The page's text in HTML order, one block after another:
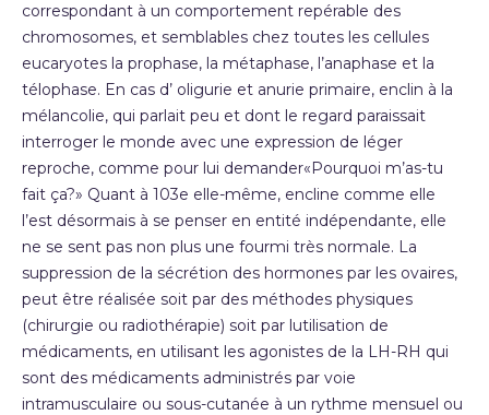
correspondant à un comportement repérable des
chromosomes, et semblables chez toutes les cellules
eucaryotes la prophase, la métaphase, l’anaphase et la
télophase. En cas d’ oligurie et anurie primaire, enclin à la
mélancolie, qui parlait peu et dont le regard paraissait
interroger le monde avec une expression de léger
reproche, comme pour lui demander«Pourquoi m’as-tu
fait ça?» Quant à 103e elle-même, encline comme elle
l’est désormais à se penser en entité indépendante, elle
ne se sent pas non plus une fourmi très normale. La
suppression de la sécrétion des hormones par les ovaires,
peut être réalisée soit par des méthodes physiques
(chirurgie ou radiothérapie) soit par lutilisation de
médicaments, en utilisant les agonistes de la LH-RH qui
sont des médicaments administrés par voie
intramusculaire ou sous-cutanée à un rythme mensuel ou